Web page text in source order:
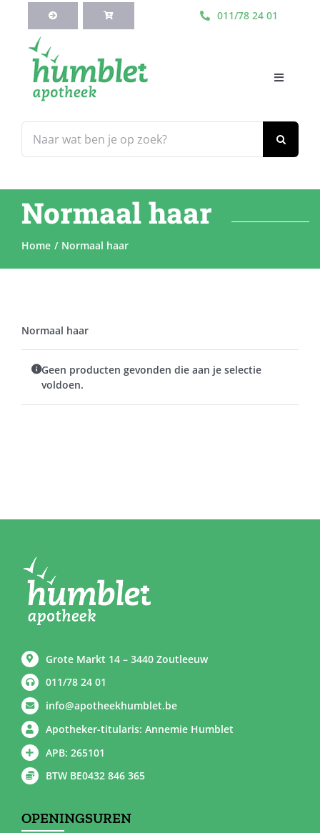
inhoud
011/78 24 01
naar:
Toggle
Webshop
Blog
Normaal haar
Home Normaal haar
Normaal haar
Geen producten gevonden die aan je selectie
voldoen.
Grote Markt 14 – 3440 Zoutleeuw
011/78 24 01
info@apotheekhumblet.be
Apotheker-titularis: Annemie Humblet
APB: 265101
BTW BE0432 846 365
OPENINGSUREN